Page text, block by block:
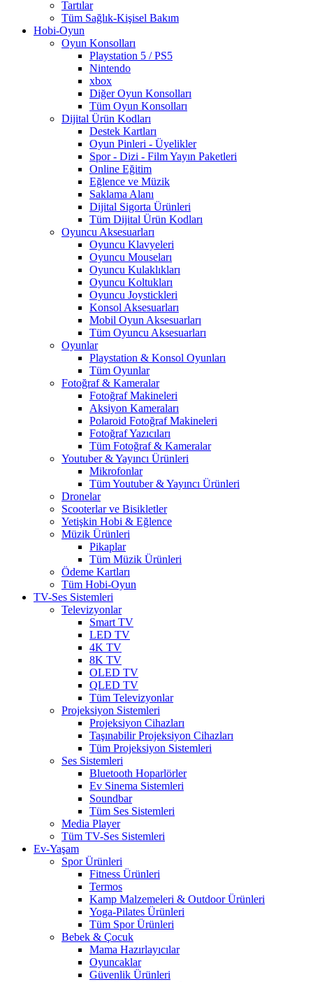
Tartılar
Tüm Sağlık-Kişisel Bakım
Hobi-Oyun
Oyun Konsolları
Playstation 5 / PS5
Nintendo
xbox
Diğer Oyun Konsolları
Tüm Oyun Konsolları
Dijital Ürün Kodları
Destek Kartları
Oyun Pinleri - Üyelikler
Spor - Dizi - Film Yayın Paketleri
Online Eğitim
Eğlence ve Müzik
Saklama Alanı
Dijital Sigorta Ürünleri
Tüm Dijital Ürün Kodları
Oyuncu Aksesuarları
Oyuncu Klavyeleri
Oyuncu Mouseları
Oyuncu Kulaklıkları
Oyuncu Koltukları
Oyuncu Joystickleri
Konsol Aksesuarları
Mobil Oyun Aksesuarları
Tüm Oyuncu Aksesuarları
Oyunlar
Playstation & Konsol Oyunları
Tüm Oyunlar
Fotoğraf & Kameralar
Fotoğraf Makineleri
Aksiyon Kameraları
Polaroid Fotoğraf Makineleri
Fotoğraf Yazıcıları
Tüm Fotoğraf & Kameralar
Youtuber & Yayıncı Ürünleri
Mikrofonlar
Tüm Youtuber & Yayıncı Ürünleri
Dronelar
Scooterlar ve Bisikletler
Yetişkin Hobi & Eğlence
Müzik Ürünleri
Pikaplar
Tüm Müzik Ürünleri
Ödeme Kartları
Tüm Hobi-Oyun
TV-Ses Sistemleri
Televizyonlar
Smart TV
LED TV
4K TV
8K TV
OLED TV
QLED TV
Tüm Televizyonlar
Projeksiyon Sistemleri
Projeksiyon Cihazları
Taşınabilir Projeksiyon Cihazları
Tüm Projeksiyon Sistemleri
Ses Sistemleri
Bluetooth Hoparlörler
Ev Sinema Sistemleri
Soundbar
Tüm Ses Sistemleri
Media Player
Tüm TV-Ses Sistemleri
Ev-Yaşam
Spor Ürünleri
Fitness Ürünleri
Termos
Kamp Malzemeleri & Outdoor Ürünleri
Yoga-Pilates Ürünleri
Tüm Spor Ürünleri
Bebek & Çocuk
Mama Hazırlayıcılar
Oyuncaklar
Güvenlik Ürünleri